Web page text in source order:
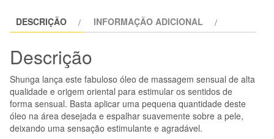
MASSAGEM
EFEITO
CALOR
SABOR
FETISH
BAUNILHA
DESCRIÇÃO INFORMAÇÃO ADICIONAL
Descrição
Shunga lança este fabuloso óleo de massagem sensual de alta
qualidade e origem oriental para estimular os sentidos de
forma sensual. Basta aplicar uma pequena quantidade deste
óleo na área desejada e espalhar suavemente sobre a pele,
deixando uma sensação estimulante e agradável.